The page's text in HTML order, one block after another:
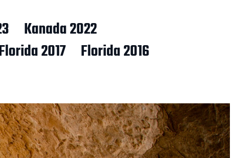
Kanada 2022
2017
Florida 2016